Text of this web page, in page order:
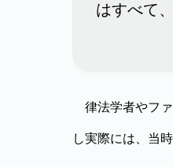
はすべて
律法学者やファ
し実際には、当